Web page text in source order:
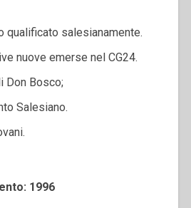
qualificato salesianamente.
nuove emerse nel CG24.
Don Bosco;
Salesiano.
1996